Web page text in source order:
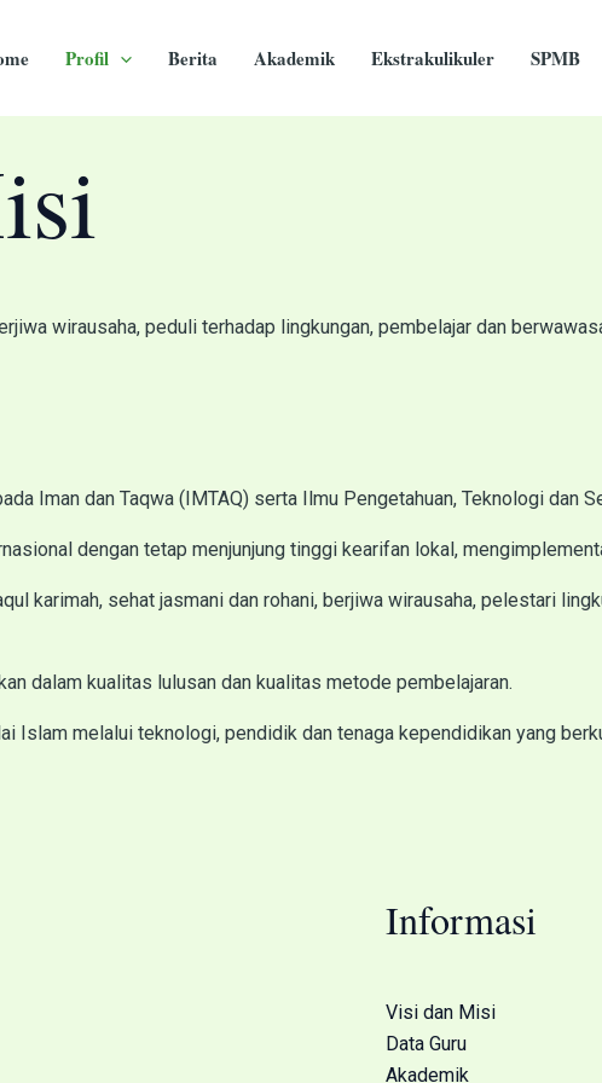
Profil Berita Akademik Ekstrakulikuler SPMB
wirausaha, peduli terhadap lingkungan, pembelajar dan
Iman dan Taqwa (IMTAQ) serta Ilmu Pengetahuan, Teknologi dan
dengan tetap menjunjung tinggi kearifan lokal,
karimah, sehat jasmani dan rohani, berjiwa wirausaha, pelestari
dalam kualitas lulusan dan kualitas metode pembelajaran.
Islam melalui teknologi, pendidik dan tenaga kependidikan yang
Informasi
Visi dan Misi
Data Guru
Akademik